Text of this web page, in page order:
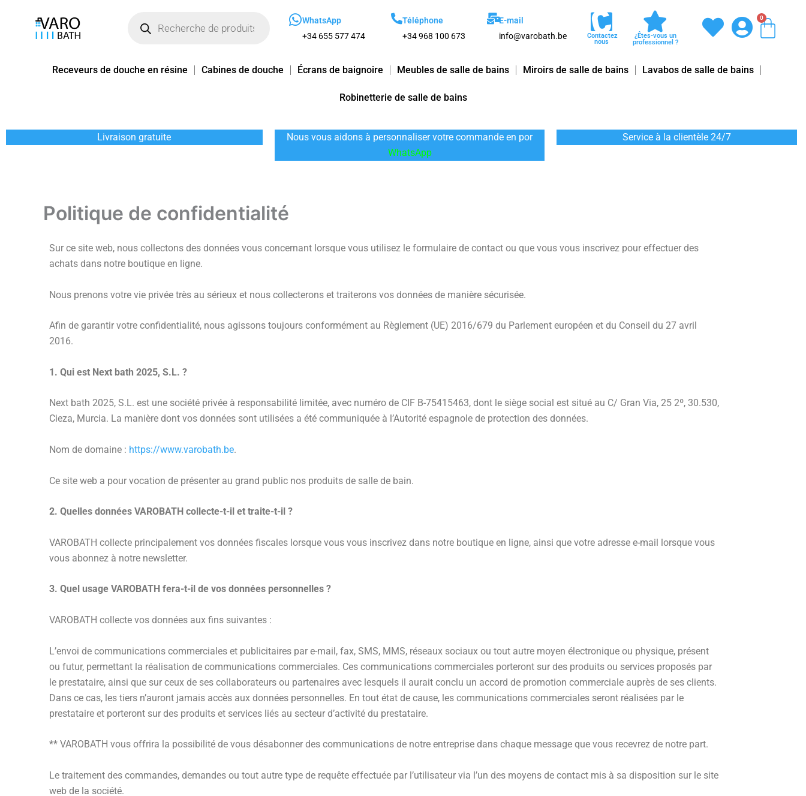
contenu
produits
WhatsApp
+34 655 577 474
Téléphone
+34 968 100 673
E-mail
info@varobath.be
Contactez
nous
¿Êtes-vous un
professionnel ?
0
Receveurs de douche en résine Cabines de douche Écrans de baignoire Meubles de salle de bains Miroirs de salle de bains Lavabos de salle de bains
Robinetterie de salle de bains
Livraison gratuite
Nous vous aidons à personnaliser votre commande en por
WhatsApp
Service à la clientèle 24/7
Politique de confidentialité
Sur ce site web, nous collectons des données vous concernant lorsque vous utilisez le formulaire de contact ou que vous vous inscrivez pour effectuer des
achats dans notre boutique en ligne.
Nous prenons votre vie privée très au sérieux et nous collecterons et traiterons vos données de manière sécurisée.
Afin de garantir votre confidentialité, nous agissons toujours conformément au Règlement (UE) 2016/679 du Parlement européen et du Conseil du 27 avril
2016.
1. Qui est Next bath 2025, S.L. ?
Next bath 2025, S.L. est une société privée à responsabilité limitée, avec numéro de CIF B-75415463, dont le siège social est situé au C/ Gran Via, 25 2º, 30.530,
Cieza, Murcia. La manière dont vos données sont utilisées a été communiquée à l’Autorité espagnole de protection des données.
Nom de domaine : https://www.varobath.be.
Ce site web a pour vocation de présenter au grand public nos produits de salle de bain.
2. Quelles données VAROBATH collecte-t-il et traite-t-il ?
VAROBATH collecte principalement vos données fiscales lorsque vous vous inscrivez dans notre boutique en ligne, ainsi que votre adresse e-mail lorsque vous
vous abonnez à notre newsletter.
3. Quel usage VAROBATH fera-t-il de vos données personnelles ?
VAROBATH collecte vos données aux fins suivantes :
L’envoi de communications commerciales et publicitaires par e-mail, fax, SMS, MMS, réseaux sociaux ou tout autre moyen électronique ou physique, présent
ou futur, permettant la réalisation de communications commerciales. Ces communications commerciales porteront sur des produits ou services proposés par
le prestataire, ainsi que sur ceux de ses collaborateurs ou partenaires avec lesquels il aurait conclu un accord de promotion commerciale auprès de ses clients.
Dans ce cas, les tiers n’auront jamais accès aux données personnelles. En tout état de cause, les communications commerciales seront réalisées par le
prestataire et porteront sur des produits et services liés au secteur d’activité du prestataire.
** VAROBATH vous offrira la possibilité de vous désabonner des communications de notre entreprise dans chaque message que vous recevrez de notre part.
Le traitement des commandes, demandes ou tout autre type de requête effectuée par l’utilisateur via l’un des moyens de contact mis à sa disposition sur le site
web de la société.